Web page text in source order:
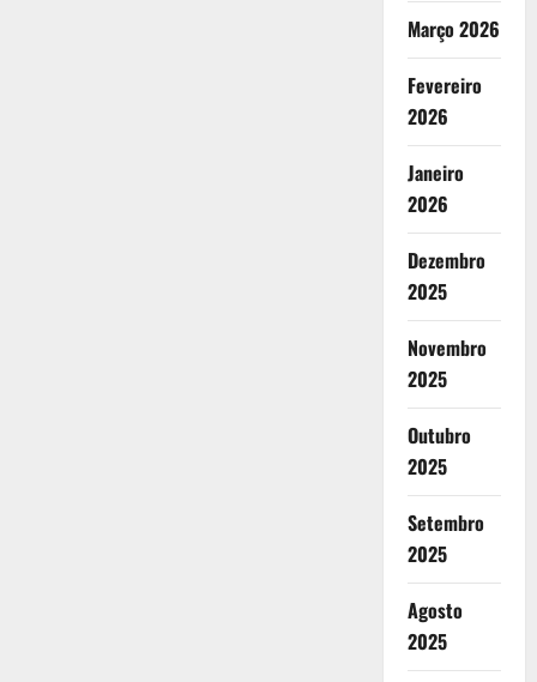
Março 2026
Fevereiro
2026
Janeiro
2026
Dezembro
2025
Novembro
2025
Outubro
2025
Setembro
2025
Agosto
2025